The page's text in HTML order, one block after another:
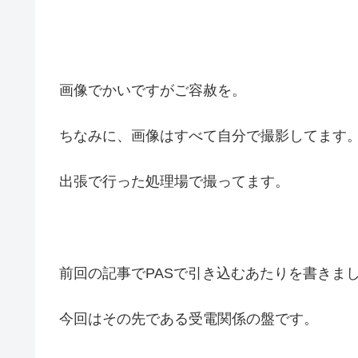
画像でかいですがご容赦を。
ちなみに、画像はすべて自分で撮影してます。
出張で行った処理場で撮ってます。
前回の記事でPASで引き込むあたりを書きまし
今回はその先である受電関係の盤です。